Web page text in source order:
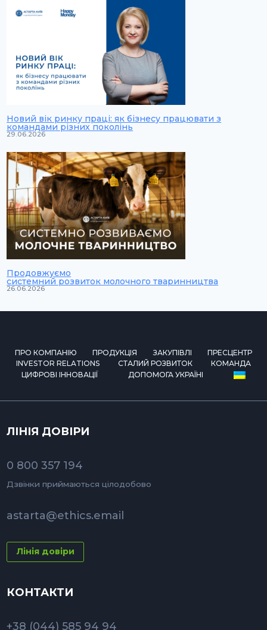
Новий вік ринку праці: як бізнесу працювати з
командами різних поколінь
29.06.2026
Продовжуємо
системний розвиток молочного тваринництва
26.06.2026
ПРО КОМПАНІЮ ПРОДУКЦІЯ ЗАКУПІВЛІ
ПРЕСЦЕНТР
INVESTOR RELATIONS
СТАЛИЙ РОЗВИТОК
КОМАНДА
ЦИФРОВІ ІННОВАЦІЇ
ДОПОМОГА УКРАЇНІ
ЛІНІЯ ДОВІРИ
0 800 357 194
Дзвінки приймаються цілодобово
astarta@ethics.email
Лінія довіри
КОНТАКТИ
+38 (044) 585 94 94